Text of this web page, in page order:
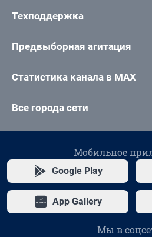
Техподдержка
Предвыборная агитация
Статистика канала в MAX
Все города сети
Мобильное
Google Play
App Gallery
Мы в